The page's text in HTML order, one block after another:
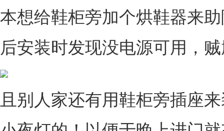
本想给鞋柜旁加个烘鞋器来
后安装时发现没电源可用，
且别人家还有用鞋柜旁插座